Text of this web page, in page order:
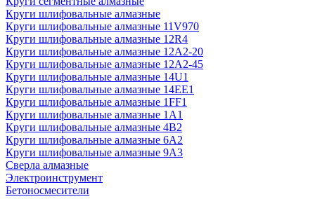
Круги шлифовальные алмазные
Круги шлифовальные алмазные 11V970
Круги шлифовальные алмазные 12R4
Круги шлифовальные алмазные 12А2-20
Круги шлифовальные алмазные 12А2-45
Круги шлифовальные алмазные 14U1
Круги шлифовальные алмазные 14ЕЕ1
Круги шлифовальные алмазные 1FF1
Круги шлифовальные алмазные 1А1
Круги шлифовальные алмазные 4В2
Круги шлифовальные алмазные 6A2
Круги шлифовальные алмазные 9А3
Сверла алмазные
Электроинструмент
Бетоносмесители